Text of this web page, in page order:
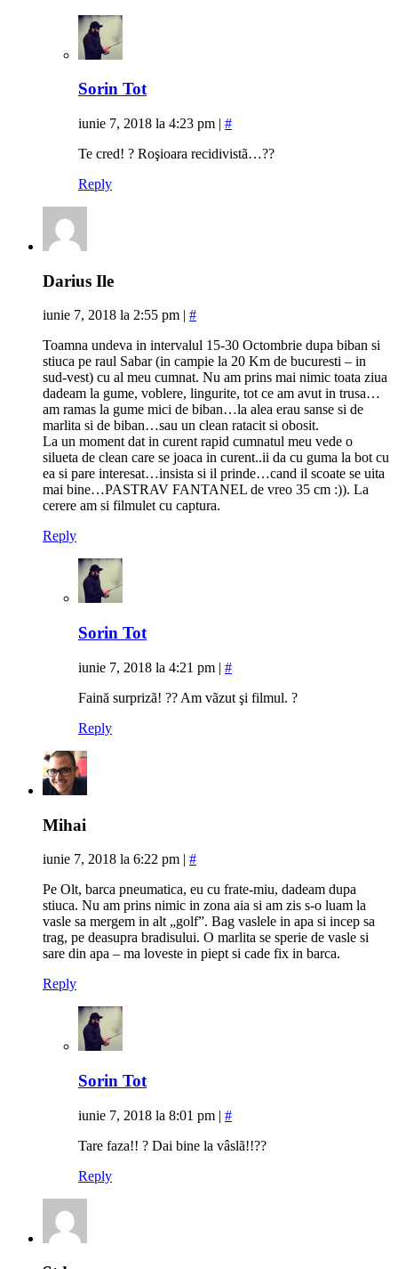
Sorin Tot
iunie 7, 2018 la 4:23 pm | #
Te cred! ? Roşioara recidivistã…??
Reply
Darius Ile
iunie 7, 2018 la 2:55 pm | #
Toamna undeva in intervalul 15-30 Octombrie dupa biban si
stiuca pe raul Sabar (in campie la 20 Km de bucuresti – in
sud-vest) cu al meu cumnat. Nu am prins mai nimic toata ziua
dadeam la gume, voblere, lingurite, tot ce am avut in trusa…
am ramas la gume mici de biban…la alea erau sanse si de
marlita si de biban…sau un clean ratacit si obosit.
La un moment dat in curent rapid cumnatul meu vede o
silueta de clean care se joaca in curent..ii da cu guma la bot cu
ea si pare interesat…insista si il prinde…cand il scoate se uita
mai bine…PASTRAV FANTANEL de vreo 35 cm :)). La
cerere am si filmulet cu captura.
Reply
Sorin Tot
iunie 7, 2018 la 4:21 pm | #
Faină surprizã! ?? Am vãzut şi filmul. ?
Reply
Mihai
iunie 7, 2018 la 6:22 pm | #
Pe Olt, barca pneumatica, eu cu frate-miu, dadeam dupa
stiuca. Nu am prins nimic in zona aia si am zis s-o luam la
vasle sa mergem in alt „golf”. Bag vaslele in apa si incep sa
trag, pe deasupra bradisului. O marlita se sperie de vasle si
sare din apa – ma loveste in piept si cade fix in barca.
Reply
Sorin Tot
iunie 7, 2018 la 8:01 pm | #
Tare faza!! ? Dai bine la vâslã!!??
Reply